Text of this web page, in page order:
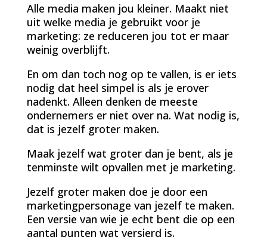
Alle media maken jou kleiner. Maakt niet
uit welke media je gebruikt voor je
marketing: ze reduceren jou tot er maar
weinig overblijft.
En om dan toch nog op te vallen, is er iets
nodig dat heel simpel is als je erover
nadenkt. Alleen denken de meeste
ondernemers er niet over na. Wat nodig is,
dat is jezelf groter maken.
Maak jezelf wat groter dan je bent, als je
tenminste wilt opvallen met je marketing.
Jezelf groter maken doe je door een
marketingpersonage van jezelf te maken.
Een versie van wie je echt bent die op een
aantal punten wat versierd is.